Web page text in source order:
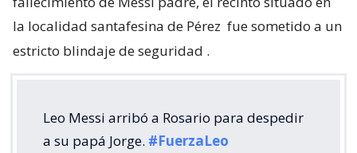
la localidad santafesina de Pérez fue sometido a un
estricto blindaje de seguridad .
Leo Messi arribó a Rosario para despedir
a su papá Jorge. #FuerzaLeo